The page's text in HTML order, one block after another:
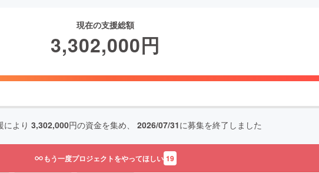
現在の支援総額
3,302,000円
により 3,302,000円の資金を集め、 2026/07/31に募集を終了しました
もう一度プロジェクトをやってほしい 19